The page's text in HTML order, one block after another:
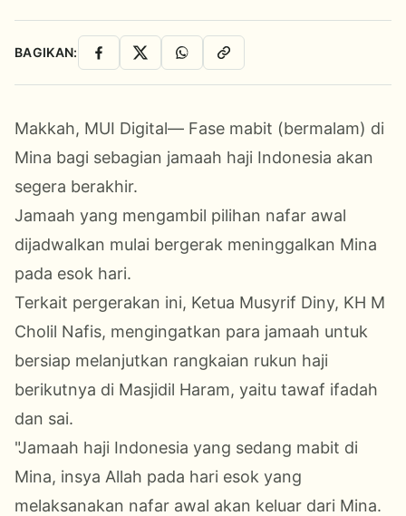
BAGIKAN: Facebook
X WhatsAppSalin Link
Makkah, MUI Digital— Fase mabit (bermalam) di
Mina bagi sebagian jamaah haji Indonesia akan
segera berakhir.
Jamaah yang mengambil pilihan nafar awal
dijadwalkan mulai bergerak meninggalkan Mina
pada esok hari.
Terkait pergerakan ini, Ketua Musyrif Diny, KH M
Cholil Nafis, mengingatkan para jamaah untuk
bersiap melanjutkan rangkaian rukun haji
berikutnya di Masjidil Haram, yaitu tawaf ifadah
dan sai.
"Jamaah haji Indonesia yang sedang mabit di
Mina, insya Allah pada hari esok yang
melaksanakan nafar awal akan keluar dari Mina.